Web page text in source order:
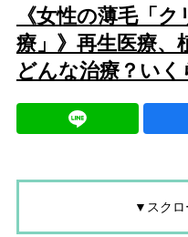
《女性の薄毛「
療」》再生医療
どんな治療？い
▼スクロ